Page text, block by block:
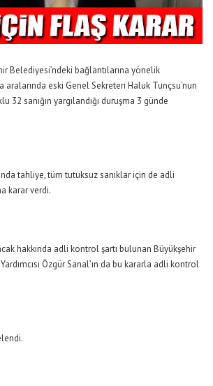
Belediyesi’ndeki bağlantılarına yönelik
aralarında eski Genel Sekreteri Haluk Tunçsu’nun
32 sanığın yargılandığı duruşma 3 günde
tahliye, tüm tutuksuz sanıklar için de adli
karar verdi.
hakkında adli kontrol şartı bulunan Büyükşehir
Özgür Sanal’ın da bu kararla adli kontrol